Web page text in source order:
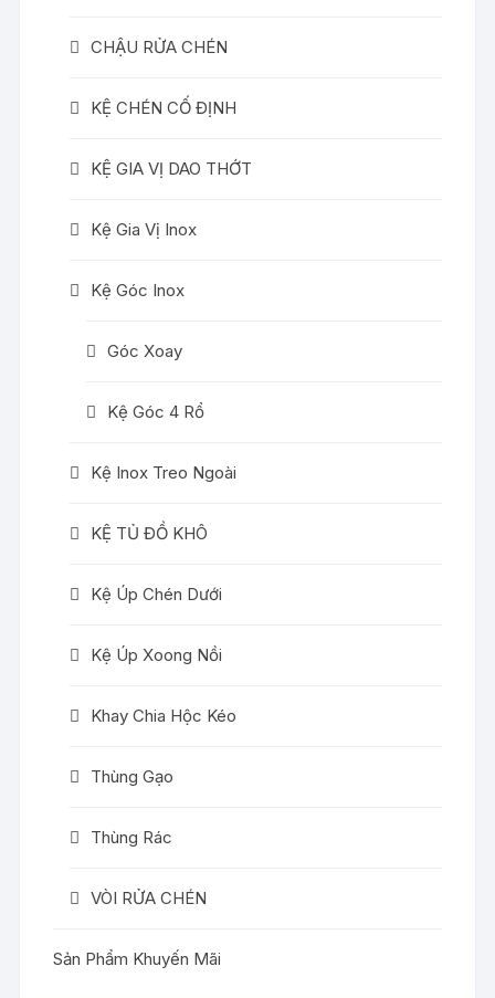
CHẬU RỬA CHÉN
KỆ CHÉN CỐ ĐỊNH
KỆ GIA VỊ DAO THỚT
Kệ Gia Vị Inox
Kệ Góc Inox
Góc Xoay
Kệ Góc 4 Rổ
Kệ Inox Treo Ngoài
KỆ TỦ ĐỒ KHÔ
Kệ Úp Chén Dưới
Kệ Úp Xoong Nồi
Khay Chia Hộc Kéo
Thùng Gạo
Thùng Rác
VÒI RỬA CHÉN
Sản Phẩm Khuyến Mãi